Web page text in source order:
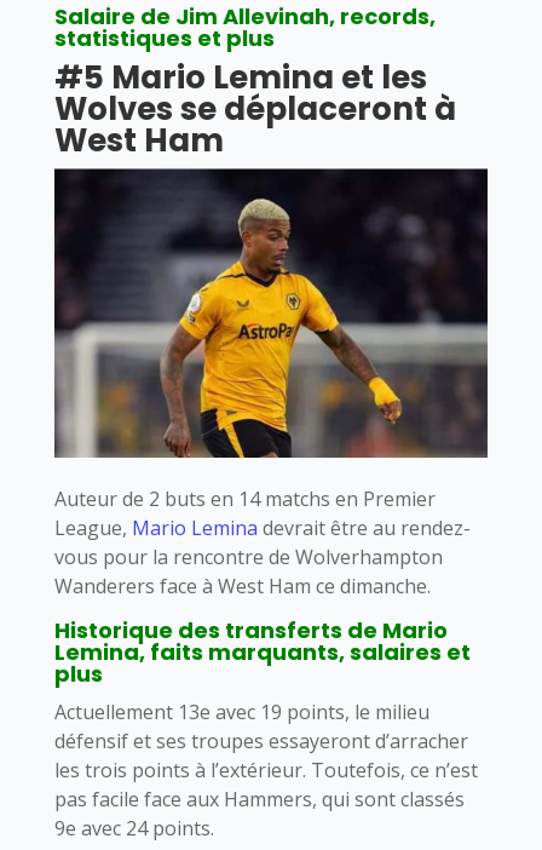
Salaire de Jim Allevinah, records,
statistiques et plus
#5 Mario Lemina et les
Wolves se déplaceront à
West Ham
Auteur de 2 buts en 14 matchs en Premier
League, Mario Lemina devrait être au rendez-
vous pour la rencontre de Wolverhampton
Wanderers face à West Ham ce dimanche.
Historique des transferts de Mario
Lemina, faits marquants, salaires et
plus
Actuellement 13e avec 19 points, le milieu
défensif et ses troupes essayeront d’arracher
les trois points à l’extérieur. Toutefois, ce n’est
pas facile face aux Hammers, qui sont classés
9e avec 24 points.